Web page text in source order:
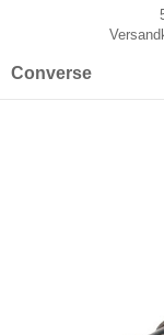
Converse